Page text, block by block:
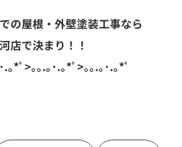
の屋根・外壁塗装工事なら
店で決まり！！
｡*ﾟ>｡｡.｡･.｡*ﾟ>｡｡.｡･.｡*ﾟ